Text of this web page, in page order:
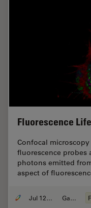
Fluorescence
Confocal
fluorescence
photons emitted
aspect of
Jul 12, 2021 Galerie